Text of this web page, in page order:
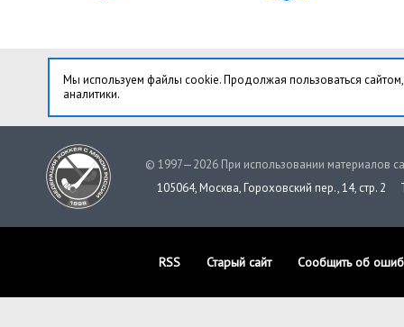
Мы используем файлы cookie. Продолжая пользоваться
аналитики.
© 1997—2026 При использовании материалов
105064, Москва, Гороховский пер., 14, стр. 2
RSS Старый сайт Сообщить об